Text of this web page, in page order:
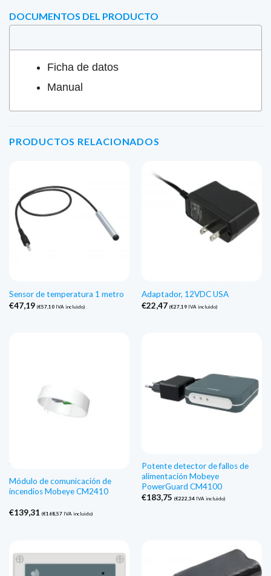
DOCUMENTOS DEL PRODUCTO
Ficha de datos
Manual
PRODUCTOS RELACIONADOS
Sensor de temperatura 1 metro
€47,19 (€57,10IVA incluido)
Adaptador, 12VDC USA
€22,47 (€27,19IVA incluido)
Agotado
Módulo de comunicación de
incendios Mobeye CM2410
€139,31 (€168,57IVA incluido)
Potente detector de fallos de
alimentación Mobeye
PowerGuard CM4100
€183,75 (€222,34IVA incluido)